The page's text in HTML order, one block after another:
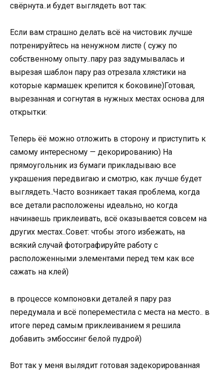
свёрнута..и будет выглядеть вот так:
Если вам страшно делать всё на чистовик лучше
потренируйтесь на ненужном листе ( сужу по
собственному опыту..пару раз задумывалась и
вырезая шаблон пару раз отрезала хлястики на
которые кармашек крепится к боковине)Готовая,
вырезанная и согнутая в нужных местах основа для
открытки:
Теперь ёё можно отложить в сторону и приступить к
самому интересному — декорированию) На
прямоугольник из бумаги прикладываю все
украшения передвигаю и смотрю, как лучше будет
выглядеть..Часто возникает такая проблема, когда
все детали расположены идеально, но когда
начинаешь приклеивать, всё оказывается совсем на
других местах..Совет: чтобы этого избежать, на
всякий случай фотографируйте работу с
расположенными элементами перед тем как все
сажать на клей)
в процессе компоновки деталей я пару раз
передумала и всё попереместила с места на место.. в
итоге перед самым приклеиванием я решила
добавить эмбоссинг белой пудрой)
Вот так у меня вылядит готовая задекорированная